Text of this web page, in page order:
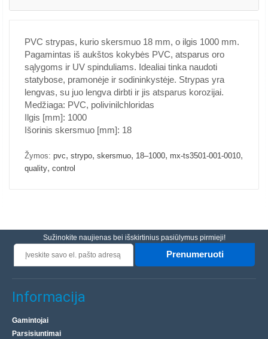
PVC strypas, kurio skersmuo 18 mm, o ilgis 1000 mm.
Pagamintas iš aukštos kokybės PVC, atsparus oro
sąlygoms ir UV spinduliams. Idealiai tinka naudoti
statybose, pramonėje ir sodininkystėje. Strypas yra
lengvas, su juo lengva dirbti ir jis atsparus korozijai.
Medžiaga: PVC, polivinilchloridas
Ilgis [mm]: 1000
Išorinis skersmuo [mm]: 18
Žymos: pvc, strypo, skersmuo, 18–1000, mx-ts3501-001-0010,
quality, control
Sužinokite naujienas bei išskirtinius pasiūlymus pirmieji!
Prenumeruoti
Informacija
Gamintojai
Parsisiuntimai